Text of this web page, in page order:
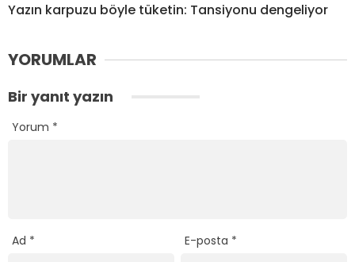
Yazın karpuzu böyle tüketin: Tansiyonu dengeliyor
YORUMLAR
Bir yanıt yazın
Yorum *
Ad * E-posta *